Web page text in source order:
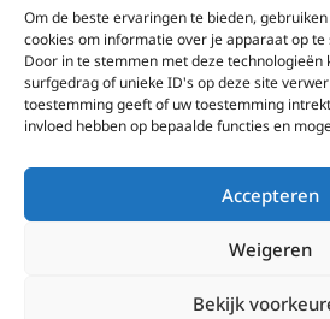
Om de beste ervaringen te bieden,
cookies om informatie over je apparaat op
Door in te stemmen met deze technologieën
surfgedrag of unieke ID's op deze site
toestemming geeft of uw toestemming
invloed hebben op bepaalde functies en
Accepteren
Weigeren
Bekijk
EWTN-Team
Organisatiegegevens
Doneren
EWTN wordt uitsluitend gefinancierd
Wij ontvangen bewust geen